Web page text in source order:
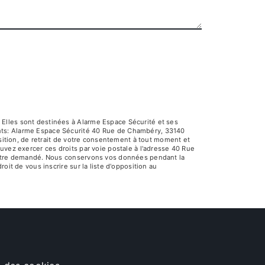
sont destinées à Alarme Espace Sécurité et ses
Alarme Espace Sécurité 40 Rue de Chambéry, 33140
de retrait de votre consentement à tout moment et
exercer ces droits par voie postale à l'adresse 40 Rue
demandé. Nous conservons vos données pendant la
de vous inscrire sur la liste d'opposition au